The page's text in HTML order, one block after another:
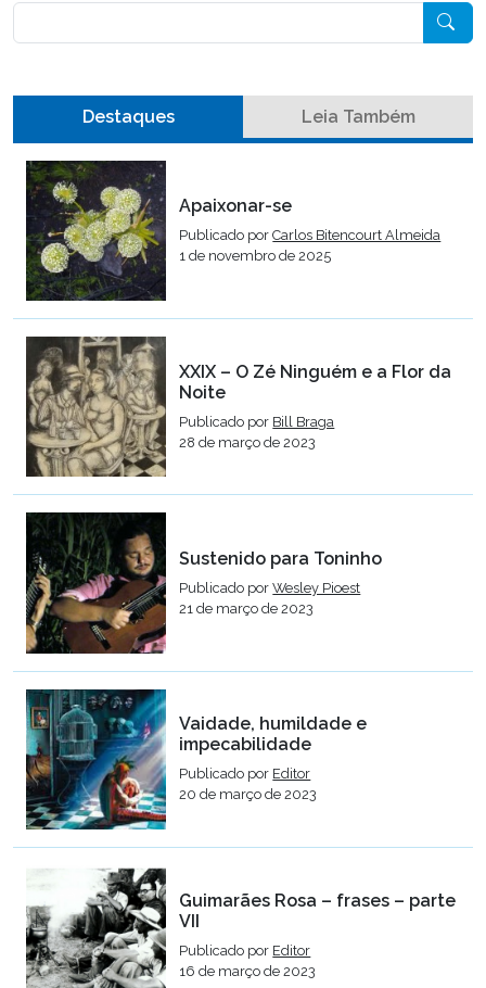
Destaques Leia Também
Apaixonar-se
Publicado porCarlos Bitencourt Almeida
1 de novembro de 2025
XXIX – O Zé Ninguém e a Flor da
Noite
Publicado por Bill Braga
28 de março de 2023
Sustenido para Toninho
Publicado porWesley Pioest
21 de março de 2023
Vaidade, humildade e
impecabilidade
Publicado por Editor
20 de março de 2023
Guimarães Rosa – frases – parte
VII
Publicado por Editor
16 de março de 2023